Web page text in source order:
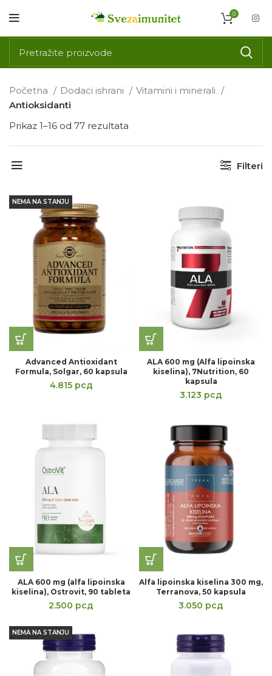
0
Početna Dodaci ishrani
Vitamini i minerali
Antioksidanti
Prikaz 1–16 od 77 rezultata
Filteri
NEMA NA STANJU
Advanced Antioxidant
Formula, Solgar, 60 kapsula
4.815 рсд
ALA 600 mg (Alfa lipoinska
kiselina), 7Nutrition, 60
kapsula
3.123 рсд
ALA 600 mg (alfa lipoinska
kiselina), Ostrovit, 90 tableta
2.500 рсд
Alfa lipoinska kiselina 300 mg,
Terranova, 50 kapsula
3.050 рсд
NEMA NA STANJU